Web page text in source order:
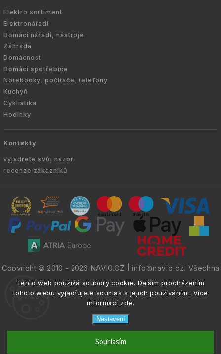
Tento web používá soubory cookie. Dalším procházením
tohoto webu vyjadřujete souhlas s jejich používáním.. Více
informací zde.
Nastavení
Souhlasím
Elektro sortiment
Elektronářadí
Domácí nářadí, nástroje
Záhrada
Domácnost
Domácí spotřebiče
Notebooky, počítače, telefony
Kuchyň
Cyklistika
Hodinky
Kontakty
vyjádřete svůj názor
recenze zákazníků
Copyright © 2010 - 2026 NAVIO.CZ info@navio.cz. Všechna
práva vyhrazena.